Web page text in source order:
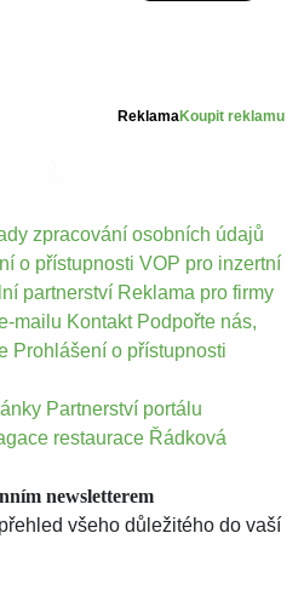
ReklamaKoupit reklamu
zpracování osobních údajů
o přístupnosti VOP pro inzertní
partnerství Reklama pro firmy
mailu Kontakt Podpořte nás,
Prohlášení o přístupnosti
Partnerství portálu
restaurace Řádková
newsletterem
všeho důležitého do vaší